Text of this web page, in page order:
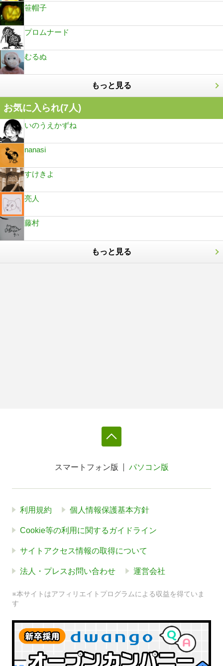
笹帽子
プロムナード
むるぬ
もっと見る
お気に入られ(7人)
いのうえかずね
nanasi
すけきよ
亮人
藤村
もっと見る
スマートフォン版 パソコン版
利用規約 個人情報保護基本方針
Cookie等の利用に関するガイドライン
サイトアクセス情報の取得について
法人・プレスお問い合わせ 運営会社
※本サイトはアフィリエイトプログラムによる収益を得ていま
す